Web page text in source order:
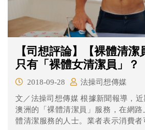
【司想評論】【裸體清
只有「裸體女清潔員」？
2018-09-28
法操司想傳媒
文／法操司想傳媒 根據新聞報導，近
澳洲的「裸體清潔員」服務，在網
體清潔服務的人士。業者表示消費